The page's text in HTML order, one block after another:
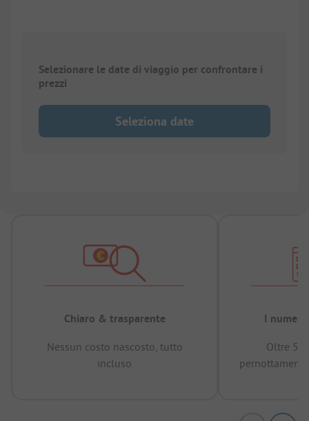
Selezionare le date di viaggio per confrontare i
prezzi
Seleziona date
Chiaro & trasparente
Nessun costo nascosto, tutto
incluso
I numeri
Oltre